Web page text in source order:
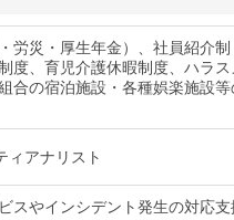
労災・厚生年金）、社員紹介制
度、育児介護休暇制度、ハラス
合の宿泊施設・各種娯楽施設等
ィアナリスト
スやインシデント発生の対応支